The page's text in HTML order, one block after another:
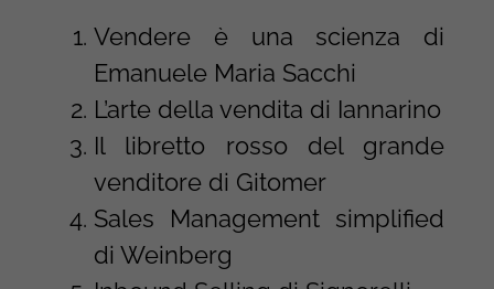
Vendere è una scienza di
Emanuele Maria Sacchi
L’arte della vendita di Iannarino
Il libretto rosso del grande
venditore di Gitomer
Sales Management simplified
di Weinberg